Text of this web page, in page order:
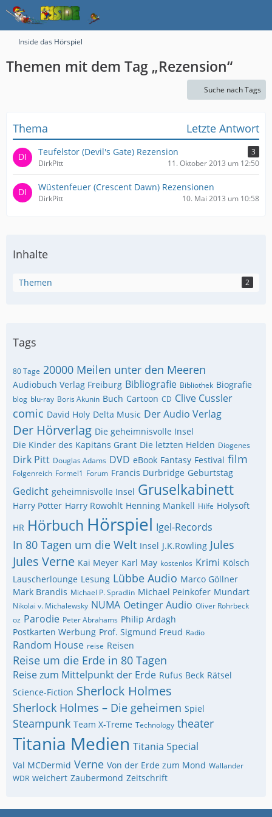
Inside das Hörspiel
Themen mit dem Tag „Rezension“
Suche nach Tags
Thema Letzte Antwort
Teufelstor (Devil's Gate) Rezension
3
DirkPitt
11. Oktober 2013 um 12:50
Wüstenfeuer (Crescent Dawn) Rezensionen
DirkPitt 10. Mai 2013 um 10:58
Inhalte
Themen 2
Tags
80 Tage 20000 Meilen unter den Meeren
Audiobuch Verlag Freiburg Bibliografie Bibliothek Biografie
blog blu-ray Boris Akunin Buch Cartoon CD Clive Cussler
comic David Holy Delta Music Der Audio Verlag
Der Hörverlag Die geheimnisvolle Insel
Die Kinder des Kapitäns Grant Die letzten Helden Diogenes
Dirk Pitt Douglas Adams DVD eBook Fantasy Festival film
Folgenreich Formel1 Forum Francis Durbridge Geburtstag
Gedicht geheimnisvolle Insel Gruselkabinett
Harry Potter Harry Rowohlt Henning Mankell Hilfe Holysoft
HR Hörbuch Hörspiel Igel-Records
In 80 Tagen um die Welt Insel J.K.Rowling Jules
Jules Verne Kai Meyer Karl May kostenlos Krimi Kölsch
Lauscherlounge Lesung Lübbe Audio Marco Göllner
Mark Brandis Michael P. Spradlin Michael Peinkofer Mundart
Nikolai v. Michalewsky NUMA Oetinger Audio Oliver Rohrbeck
oz Parodie Peter Abrahams Philip Ardagh
Postkarten Werbung Prof. Sigmund Freud Radio
Random House reise Reisen
Reise um die Erde in 80 Tagen
Reise zum Mittelpunkt der Erde Rufus Beck Rätsel
Science-Fiction Sherlock Holmes
Sherlock Holmes – Die geheimen Spiel
Steampunk Team X-Treme Technology theater
Titania Medien Titania Special
Val MCDermid Verne Von der Erde zum Mond Wallander
WDR weichert Zaubermond Zeitschrift